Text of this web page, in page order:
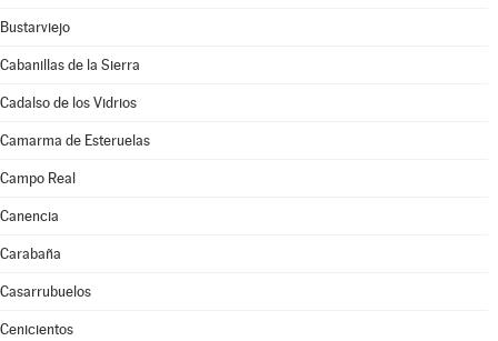
Bustarviejo
Cabanillas de la Sierra
Cadalso de los Vidrios
Camarma de Esteruelas
Campo Real
Canencia
Carabaña
Casarrubuelos
Cenicientos